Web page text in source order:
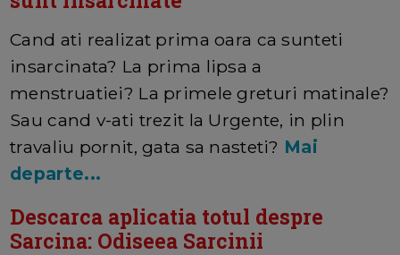
Cand ati realizat prima oara ca sunteti
insarcinata? La prima lipsa a
menstruatiei? La primele greturi matinale?
Sau cand v-ati trezit la Urgente, in plin
travaliu pornit, gata sa nasteti? Mai
departe...
Descarca aplicatia totul despre
Sarcina: Odiseea Sarcinii